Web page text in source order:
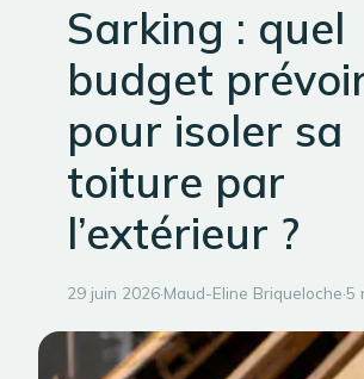
Jardinage
Bricolage
Sarking : quel
budget
pour isoler sa
toiture par
l’extérieur ?
29 juin 2026·Maud-Eline Briqueloche·5